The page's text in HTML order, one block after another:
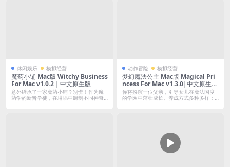
休闲娱乐 模拟经营
魔药小铺 Mac版 Witchy Business
For Mac v1.0.2｜中文原生版
意外继承了一家魔药小铺？别慌！作为魔
药学的新晋学徒，在坩埚中调制不同神奇
动作冒险 模拟经营
梦幻魔法公主 Mac版 Magical Pri
ncess For Mac v1.3.0|中文原生
版|仅支持M芯片
你将扮演一位父亲，引导女儿在魔法国度
的学园中茁壮成长。养成方式多种多样：